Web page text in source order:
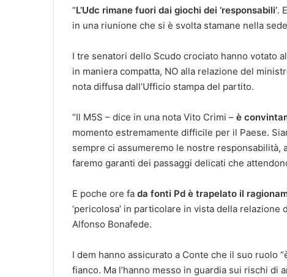
“L’Udc rimane fuori dai giochi dei ‘responsabili’.
in una riunione che si è svolta stamane nella
I tre senatori dello Scudo crociato hanno votato
in maniera compatta, NO alla relazione del
nota diffusa dall’Ufficio stampa del partito.
“Il M5S – dice in una nota Vito Crimi – è
momento estremamente difficile per il Paese.
sempre ci assumeremo le nostre
faremo garanti dei passaggi delicati che
E poche ore fa da fonti Pd è trapelato il
‘pericolosa’ in particolare in vista della
Alfonso Bonafede.
I dem hanno assicurato a Conte che il suo ruolo
fianco. Ma l’hanno messo in guardia sui rischi